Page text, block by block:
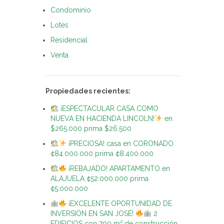
Condominio
Lotes
Residencial
Venta
Propiedades recientes:
¡ESPECTACULAR CASA COMO
NUEVA EN HACIENDA LINCOLN!
en
$265.000 prima $26.500
¡PRECIOSA! casa en CORONADO
¢84.000.000 prima ¢8.400.000
¡REBAJADO! APARTAMENTO en
ALAJUELA ¢52.000.000 prima
¢5.000.000
¡EXCELENTE OPORTUNIDAD DE
INVERSIÓN EN SAN JOSÉ!
2